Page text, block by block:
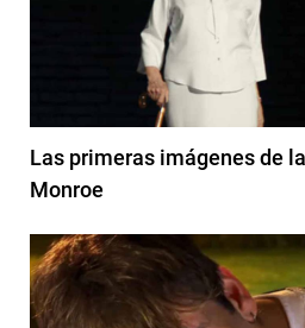
Las primeras imágenes de
Monroe